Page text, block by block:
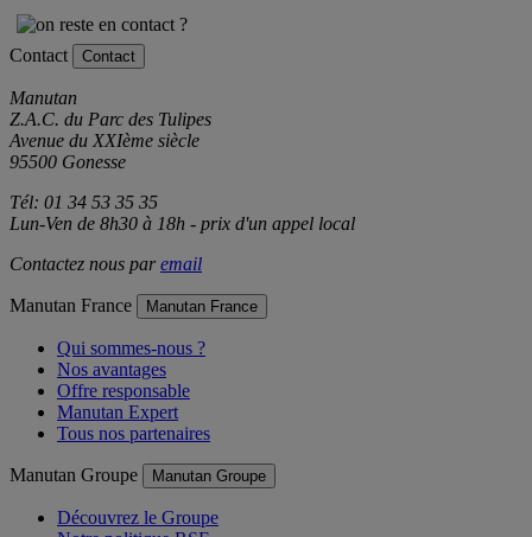
Contact Contact
Manutan
Z.A.C. du Parc des Tulipes
Avenue du XXIème siècle
95500 Gonesse
Tél: 01 34 53 35 35
Lun-Ven de 8h30 à 18h - prix d'un appel local
Contactez nous paremail
Manutan France Manutan France
Qui sommes-nous ?
Nos avantages
Offre responsable
Manutan Expert
Tous nos partenaires
Manutan Groupe Manutan Groupe
Découvrez le Groupe